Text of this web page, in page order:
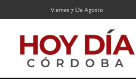
Viernes 7 De Agosto